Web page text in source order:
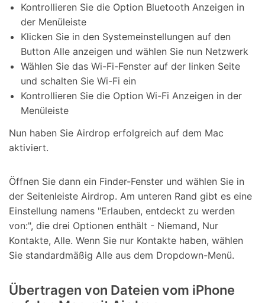
Kontrollieren Sie die Option Bluetooth Anzeigen in
der Menüleiste
Klicken Sie in den Systemeinstellungen auf den
Button Alle anzeigen und wählen Sie nun Netzwerk
Wählen Sie das Wi-Fi-Fenster auf der linken Seite
und schalten Sie Wi-Fi ein
Kontrollieren Sie die Option Wi-Fi Anzeigen in der
Menüleiste
Nun haben Sie Airdrop erfolgreich auf dem Mac
aktiviert.
Öffnen Sie dann ein Finder-Fenster und wählen Sie in
der Seitenleiste Airdrop. Am unteren Rand gibt es eine
Einstellung namens "Erlauben, entdeckt zu werden
von:", die drei Optionen enthält - Niemand, Nur
Kontakte, Alle. Wenn Sie nur Kontakte haben, wählen
Sie standardmäßig Alle aus dem Dropdown-Menü.
Übertragen von Dateien vom iPhone